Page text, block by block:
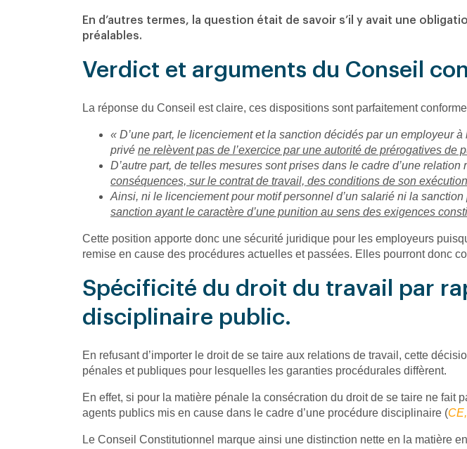
En d’autres termes, la question était de savoir s’il y avait une
préalables.
Verdict et arguments du Conseil
La réponse du Conseil est claire, ces dispositions sont parfaitement
« D’une part, le licenciement et la sanction décidés par un employeur
privé ne relèvent pas de l’exercice par une autorité de prérogatives de
D’autre part, de telles mesures sont prises dans le cadre d’une
conséquences, sur le contrat de travail, des conditions de son
Ainsi, ni le licenciement pour motif personnel d’un salarié ni la
sanction ayant le caractère d’une punition au sens des exigences
Cette position apporte donc une sécurité juridique pour les employeurs
remise en cause des procédures actuelles et passées. Elles pourront donc
Spécificité du droit du travail par
disciplinaire public.
En refusant d’importer le droit de se taire aux relations de travail, cette
pénales et publiques pour lesquelles les garanties procédurales diffèrent.
En effet, si pour la matière pénale la consécration du droit de se taire ne fait
agents publics mis en cause dans le cadre d’une procédure disciplinaire (
Le Conseil Constitutionnel marque ainsi une distinction nette en la matière